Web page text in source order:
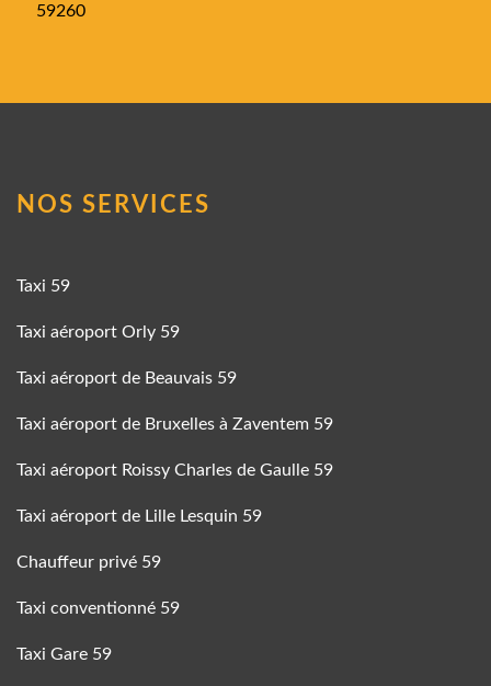
59260
NOS SERVICES
Taxi 59
Taxi aéroport Orly 59
Taxi aéroport de Beauvais 59
Taxi aéroport de Bruxelles à Zaventem 59
Taxi aéroport Roissy Charles de Gaulle 59
Taxi aéroport de Lille Lesquin 59
Chauffeur privé 59
Taxi conventionné 59
Taxi Gare 59